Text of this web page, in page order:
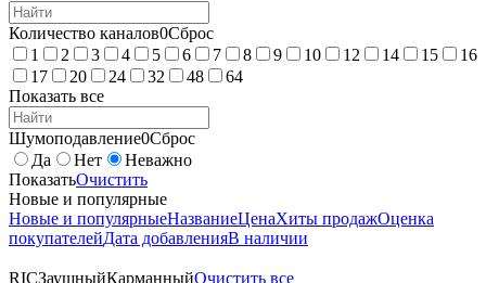
Количество каналов0Сброс
1
2 3 4 5 6 7 8 9 10 12 14 15
16
17
20 24 32 48
64
Показать все
Шумоподавление0Сброс
Да
Нет
Неважно
ПоказатьОчистить
Новые и популярные
Новые и популярныеНазваниеЦенаХиты продажОценка
покупателейДата добавленияВ наличии
RICЗаушныйКарманныйОчистить все